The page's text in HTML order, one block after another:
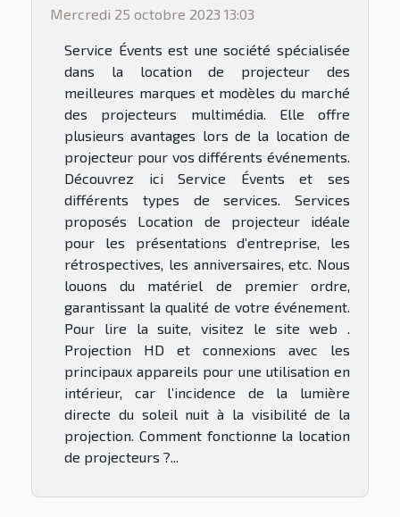
Mercredi 25 octobre 2023 13:03
Service Évents est une société spécialisée
dans la location de projecteur des
meilleures marques et modèles du marché
des projecteurs multimédia. Elle offre
plusieurs avantages lors de la location de
projecteur pour vos différents événements.
Découvrez ici Service Évents et ses
différents types de services. Services
proposés Location de projecteur idéale
pour les présentations d’entreprise, les
rétrospectives, les anniversaires, etc. Nous
louons du matériel de premier ordre,
garantissant la qualité de votre événement.
Pour lire la suite, visitez le site web .
Projection HD et connexions avec les
principaux appareils pour une utilisation en
intérieur, car l’incidence de la lumière
directe du soleil nuit à la visibilité de la
projection. Comment fonctionne la location
de projecteurs ?...